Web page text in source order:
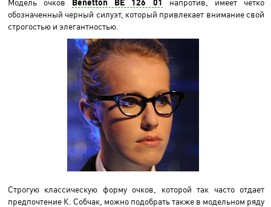
Benetton BE 126 01
обозначенный черный силуэт, который привлекает внимание свой
строгостью и элегантностью.
Строгую классическую форму очков, которой так часто отдает
предпочтение К. Собчак, можно подобрать также в модельном ряду